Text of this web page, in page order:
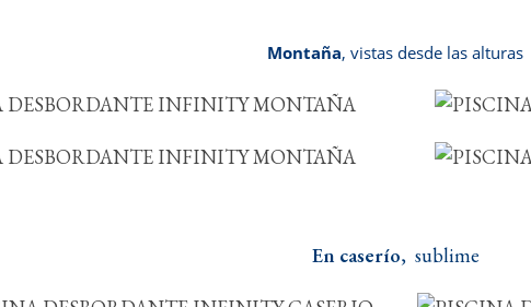
Montaña, vistas desde las alturas
En caserío, sublime